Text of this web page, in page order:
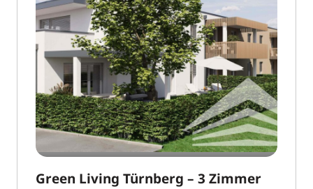
Green Living Türnberg – 3 Zimmer